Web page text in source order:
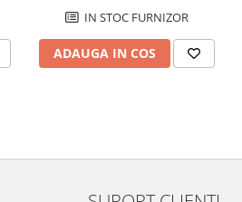
IN STOC FURNIZOR
ADAUGA IN COS